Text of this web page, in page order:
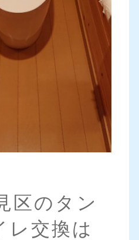
区のタン
レ交換は